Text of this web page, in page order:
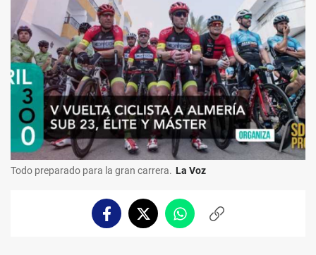
Todo preparado para la gran carrera. La Voz
FacebookTwitterWhatsappCopiar